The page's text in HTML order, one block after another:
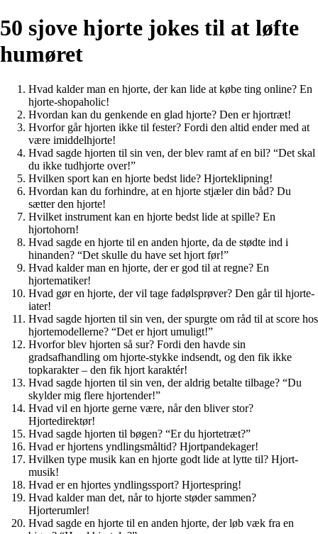
50 sjove hjorte jokes til at løfte
humøret
Hvad kalder man en hjorte, der kan lide at købe ting online? En
hjorte-shopaholic!
Hvordan kan du genkende en glad hjorte? Den er hjortræt!
Hvorfor går hjorten ikke til fester? Fordi den altid ender med at
være imiddelhjorte!
Hvad sagde hjorten til sin ven, der blev ramt af en bil? “Det skal
du ikke tudhjorte over!”
Hvilken sport kan en hjorte bedst lide? Hjorteklipning!
Hvordan kan du forhindre, at en hjorte stjæler din båd? Du
sætter den hjorte!
Hvilket instrument kan en hjorte bedst lide at spille? En
hjortohorn!
Hvad sagde en hjorte til en anden hjorte, da de stødte ind i
hinanden? “Det skulle du have set hjort før!”
Hvad kalder man en hjorte, der er god til at regne? En
hjortematiker!
Hvad gør en hjorte, der vil tage fadølsprøver? Den går til hjorte-
iater!
Hvad sagde hjorten til sin ven, der spurgte om råd til at score hos
hjortemodellerne? “Det er hjort umuligt!”
Hvorfor blev hjorten så sur? Fordi den havde sin
gradsafhandling om hjorte-stykke indsendt, og den fik ikke
topkarakter – den fik hjort karaktér!
Hvad sagde hjorten til sin ven, der aldrig betalte tilbage? “Du
skylder mig flere hjortender!”
Hvad vil en hjorte gerne være, når den bliver stor?
Hjortedirektør!
Hvad sagde hjorten til bøgen? “Er du hjortetræt?”
Hvad er hjortens yndlingsmåltid? Hjortpandekager!
Hvilken type musik kan en hjorte godt lide at lytte til? Hjort-
musik!
Hvad er en hjortes yndlingssport? Hjortespring!
Hvad kalder man det, når to hjorte støder sammen?
Hjorterumler!
Hvad sagde en hjorte til en anden hjorte, der løb væk fra en